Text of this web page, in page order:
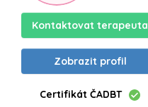
Kontaktovat terapeuta
Zobrazit profil
Certifikát ČADBT